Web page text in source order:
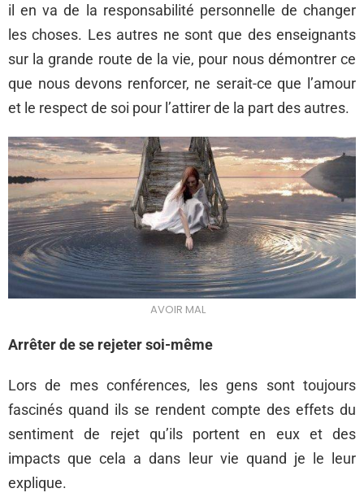
il en va de la responsabilité personnelle de changer
les choses. Les autres ne sont que des enseignants
sur la grande route de la vie, pour nous démontrer ce
que nous devons renforcer, ne serait-ce que l’amour
et le respect de soi pour l’attirer de la part des autres.
AVOIR MAL
Arrêter de se rejeter soi-même
Lors de mes conférences, les gens sont toujours
fascinés quand ils se rendent compte des effets du
sentiment de rejet qu’ils portent en eux et des
impacts que cela a dans leur vie quand je le leur
explique.